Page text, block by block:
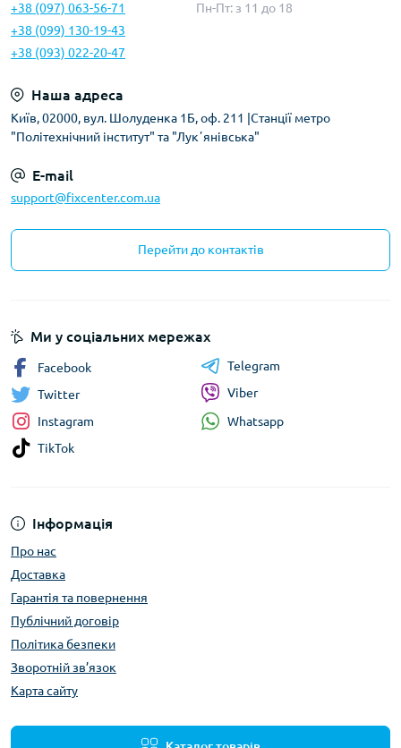
+38 (097) 063-56-71
+38 (099) 130-19-43
+38 (093) 022-20-47
Пн-Пт: з 11 до 18
Наша адреса
Київ, 02000, вул. Шолуденка 1Б, оф. 211 |Станції метро
"Політехнічний інститут" та "Лукʼянівська"
E-mail
support@fixcenter.com.ua
Перейти до контактів
Інформація
Про нас
Доставка
Гарантія та повернення
Публічний договір
Політика безпеки
Зворотній зв’язок
Карта сайту
Ми у соціальних мережах
Facebook
Twitter
Instagram
TikTok
Telegram
Viber
Whatsapp